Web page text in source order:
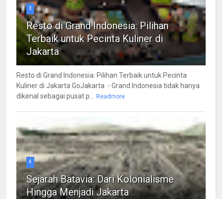
3
Resto di Grand Indonesia: Pilihan
Terbaik untuk Pecinta Kuliner di
Jakarta
Resto di Grand Indonesia: Pilihan Terbaik untuk Pecinta
Kuliner di Jakarta GoJakarta - Grand Indonesia tidak hanya
dikenal sebagai pusat p... Readmore
4
Sejarah Batavia: Dari Kolonialisme
Hingga Menjadi Jakarta